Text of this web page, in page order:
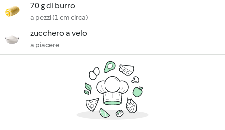
70 g di burro
a pezzi (1 cm circa)
zucchero a velo
a piacere